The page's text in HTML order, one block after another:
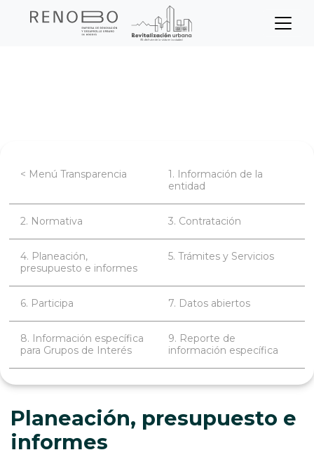
Sitio Web Empresa de
Transparencia
< Menú Transparencia
1. Información de la
entidad
2. Normativa 3. Contratación
4. Planeación,
presupuesto e informes
5. Trámites y Servicios
6. Participa 7. Datos abiertos
8. Información específica
para Grupos de Interés
9. Reporte de
información específica
Planeación, presupuesto e
informes